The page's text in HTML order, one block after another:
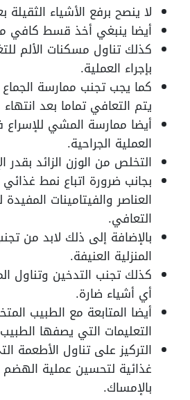
لا ينصح برفع الأشياء
أيضا ينبغي أخذ قسط كافي
كذلك تناول مسكنات الألم
بإجراء العملية.
كما يجب تجنب ممارسة
يتم التعافي تماما بعد انتهاء
أيضا ممارسة المشي للإسراع
العملية الجراحية.
التخلص من الوزن الزائد بقدر
بجانب ضرورة اتباع نمط
العناصر والفيتامينات
التعافي.
بالإضافة إلى ذلك لابد من
المنزلية العنيفة.
كذلك تجنب التدخين وتناول
أي أشياء ضارة.
أيضا المتابعة مع الطبيب
التعليمات التي يصفها
التركيز على تناول الأطعمة
غذائية لتحسين عملية الهضم
بالإمساك.